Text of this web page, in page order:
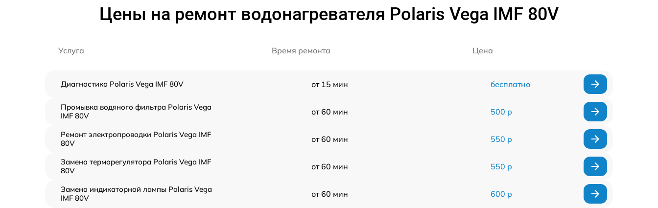
Цены на ремонт водонагревателя Polaris Vega IMF 80V
Услуга Время ремонта Цена
Диагностика Polaris Vega IMF 80V от 15 мин бесплатно
Промывка водяного фильтра Polaris Vega
IMF 80V
от 60 мин 500 р
Ремонт электропроводки Polaris Vega IMF
80V
от 60 мин 550 р
Замена терморегулятора Polaris Vega IMF
80V
от 60 мин 550 р
Замена индикаторной лампы Polaris Vega
IMF 80V
от 60 мин 600 р